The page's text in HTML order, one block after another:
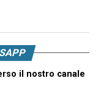
il nostro canale